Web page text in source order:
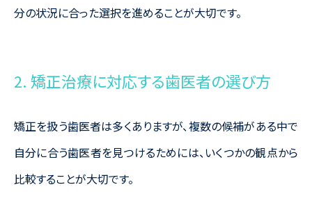
分の状況に合った選択を進めることが大切です。
2. 矯正治療に対応する歯医者の選び方
矯正を扱う歯医者は多くありますが、複数の候補がある中で
自分に合う歯医者を見つけるためには、いくつかの観点から
比較することが大切です。